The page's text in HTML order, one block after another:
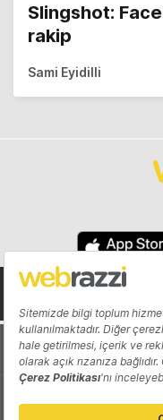
Slingshot:
rakip
Sami Eyidilli
Hakkında
Katkıda Bulun